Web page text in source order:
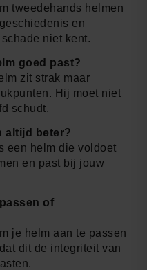
tweedehands helmen
en
niet kent.
goed past?
zit strak maar
Hij moet niet
schudt.
altijd beter?
een helm die voldoet
en past bij jouw
of
je helm aan te passen
dit de integriteit van